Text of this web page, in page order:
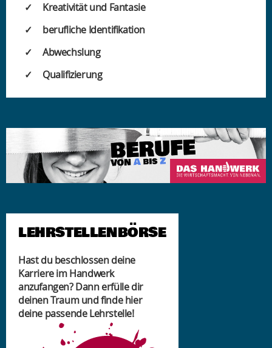
Kreativität und Fantasie
berufliche Identifikation
Abwechslung
Qualifizierung
LEHRSTELLENBÖRSE
Hast du beschlossen deine
Karriere im Handwerk
anzufangen? Dann erfülle dir
deinen Traum und finde hier
deine passende Lehrstelle!